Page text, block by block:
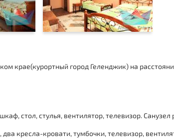
крае(курортный город Геленджик) на
стол, стулья, вентилятор, телевизор.
кресла-кровати, тумбочки, телевизор,